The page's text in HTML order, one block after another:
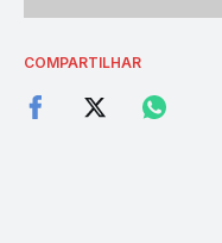
COMPARTILHAR